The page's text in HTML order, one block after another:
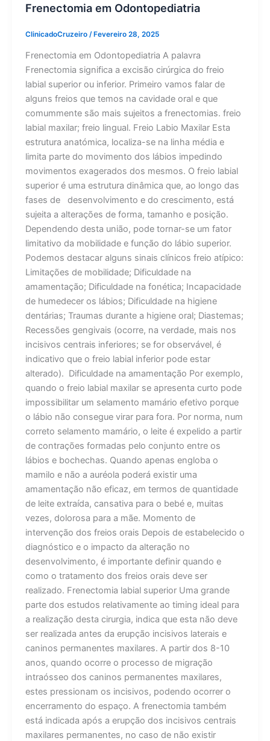
Frenectomia em Odontopediatria
ClinicadoCruzeiro /Fevereiro 28, 2025
Frenectomia em Odontopediatria A palavra
Frenectomia significa a excisão cirúrgica do freio
labial superior ou inferior. Primeiro vamos falar de
alguns freios que temos na cavidade oral e que
comummente são mais sujeitos a frenectomias. freio
labial maxilar; freio lingual. Freio Labio Maxilar Esta
estrutura anatómica, localiza-se na linha média e
limita parte do movimento dos lábios impedindo
movimentos exagerados dos mesmos. O freio labial
superior é uma estrutura dinâmica que, ao longo das
fases de desenvolvimento e do crescimento, está
sujeita a alterações de forma, tamanho e posição.
Dependendo desta união, pode tornar-se um fator
limitativo da mobilidade e função do lábio superior.
Podemos destacar alguns sinais clínicos freio atípico:
Limitações de mobilidade; Dificuldade na
amamentação; Dificuldade na fonética; Incapacidade
de humedecer os lábios; Dificuldade na higiene
dentárias; Traumas durante a higiene oral; Diastemas;
Recessões gengivais (ocorre, na verdade, mais nos
incisivos centrais inferiores; se for observável, é
indicativo que o freio labial inferior pode estar
alterado). Dificuldade na amamentação Por exemplo,
quando o freio labial maxilar se apresenta curto pode
impossibilitar um selamento mamário efetivo porque
o lábio não consegue virar para fora. Por norma, num
correto selamento mamário, o leite é expelido a partir
de contrações formadas pelo conjunto entre os
lábios e bochechas. Quando apenas engloba o
mamilo e não a auréola poderá existir uma
amamentação não eficaz, em termos de quantidade
de leite extraída, cansativa para o bebé e, muitas
vezes, dolorosa para a mãe. Momento de
intervenção dos freios orais Depois de estabelecido o
diagnóstico e o impacto da alteração no
desenvolvimento, é importante definir quando e
como o tratamento dos freios orais deve ser
realizado. Frenectomia labial superior Uma grande
parte dos estudos relativamente ao timing ideal para
a realização desta cirurgia, indica que esta não deve
ser realizada antes da erupção incisivos laterais e
caninos permanentes maxilares. A partir dos 8-10
anos, quando ocorre o processo de migração
intraósseo dos caninos permanentes maxilares,
estes pressionam os incisivos, podendo ocorrer o
encerramento do espaço. A frenectomia também
está indicada após a erupção dos incisivos centrais
maxilares permanentes, no caso de não existir